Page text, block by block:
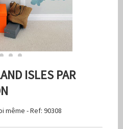
ISLES PAR
même - Ref: 90308